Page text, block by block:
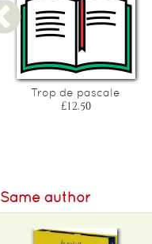
Trop de pascale
£12.50
Same author